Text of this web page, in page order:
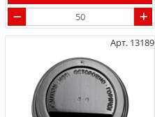
Арт. 13189